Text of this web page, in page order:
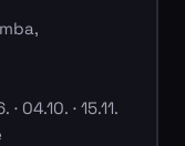
04.10. · 15.11.